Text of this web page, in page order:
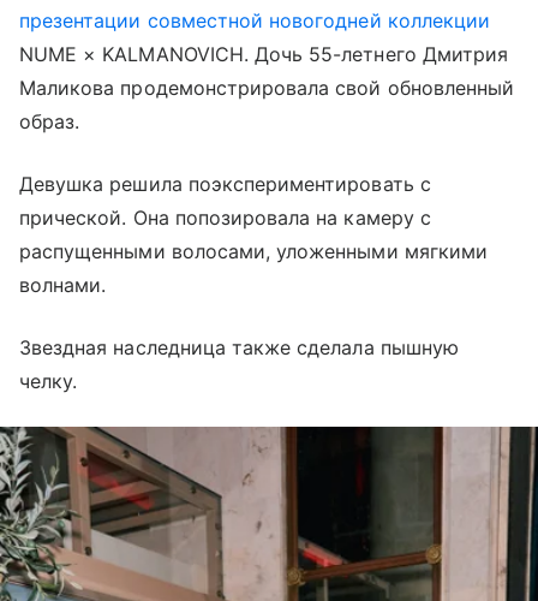
презентации совместной новогодней коллекции
NUME × KALMANOVICH. Дочь 55-летнего Дмитрия
Маликова продемонстрировала свой обновленный
образ.
Девушка решила поэкспериментировать с
прической. Она попозировала на камеру с
распущенными волосами, уложенными мягкими
волнами.
Звездная наследница также сделала пышную
челку.